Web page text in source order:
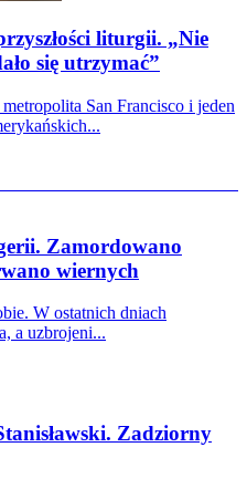
liturgii. „Nie
się utrzymać”
San Francisco i jeden
Zamordowano
wiernych
W ostatnich dniach
a uzbrojeni...
Zadziorny